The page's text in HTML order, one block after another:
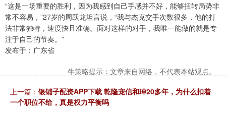
“这是一场重要的胜利，因为我感到自己手感并不好，能够扭转局势非
常不容易，”27岁的周跃龙坦言说，“我与杰克交手次数很多，他的打
法非常独特，速度快且准确。面对这样的对手，我唯一能做的就是专
注于自己的节奏。”
发布于：广东省
牛策略提示：文章来自网络，不代表本站观点。
上一篇： 银铺子配资APP下载 乾隆宠信和珅20多年，为什么扣着
一个职位不给，真是权力平衡吗